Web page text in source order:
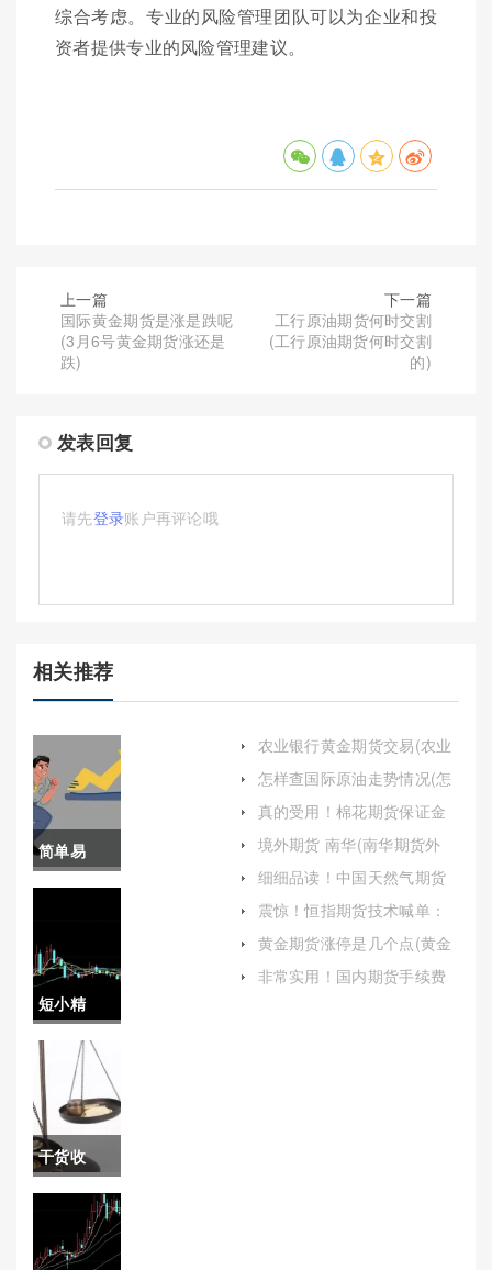
综合考虑。专业的风险管理团队可以为企业和投
资者提供专业的风险管理建议。
上一篇
国际黄金期货是涨是跌呢
(3月6号黄金期货涨还是
跌)
下一篇
工行原油期货何时交割
(工行原油期货何时交割
的)
发表回复
请先登录账户再评论哦
相关推荐
简单易
懂！国际
有保证金
(为投资者
提供了规
避风险)
短小精
湛！恒指
开户（为
有意涉足
香港股市
的投资者
提供一份
干货收
藏！橡胶
期货手续
农业银行黄金期货交易(农业
银行黄金期货交易时间)
怎样查国际原油走势情况(怎
样查国际原油走势情况表)
真的受用！棉花期货保证金
比例(棉花期货保证金的计算
公式)
境外期货 南华(南华期货外
细细品读！中国天然气期货
怎么开户（帮助投资者更好
地理解和参与这一市场）
震惊！恒指期货技术喊单：
策略与实践
黄金期货涨停是几个点(黄金
期货涨停是几个点的)
非常实用！国内期货手续费